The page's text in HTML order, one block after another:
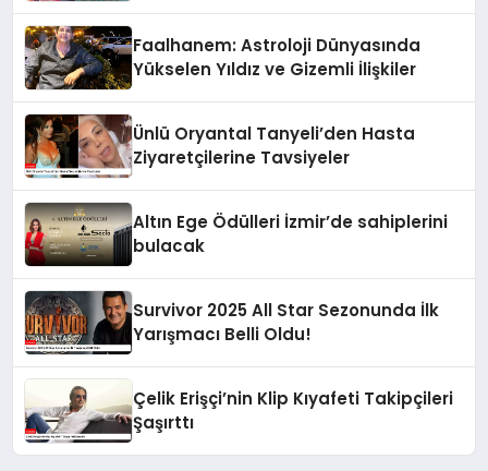
Faalhanem: Astroloji Dünyasında
Yükselen Yıldız ve Gizemli İlişkiler
Ünlü Oryantal Tanyeli’den Hasta
Ziyaretçilerine Tavsiyeler
Altın Ege Ödülleri İzmir’de sahiplerini
bulacak
Survivor 2025 All Star Sezonunda İlk
Yarışmacı Belli Oldu!
Çelik Erişçi’nin Klip Kıyafeti Takipçileri
Şaşırttı